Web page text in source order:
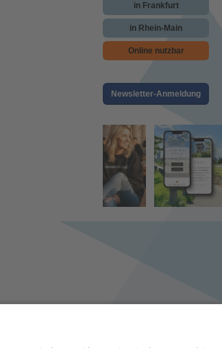
in Frankfurt
in Rhein-Main
Online nutzbar